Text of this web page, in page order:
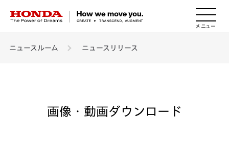
HONDA The Power of Dreams
ニュースルーム ニュースリリース
画像・動画ダウンロード